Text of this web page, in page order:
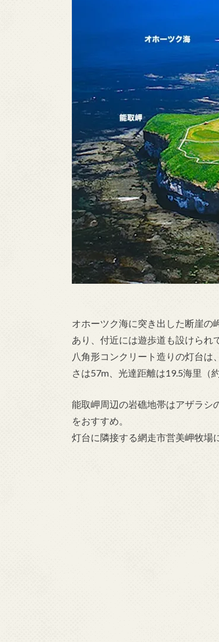
オホーツク海に突き出した断崖の
あり、付近には遊歩道も設けられ
八角形コンクリート造りの灯台は
さは57m、光達距離は19.5海里（
能取岬周辺の岩礁地帯はアザラシ
をおすすめ。
灯台に隣接する網走市営美岬牧場